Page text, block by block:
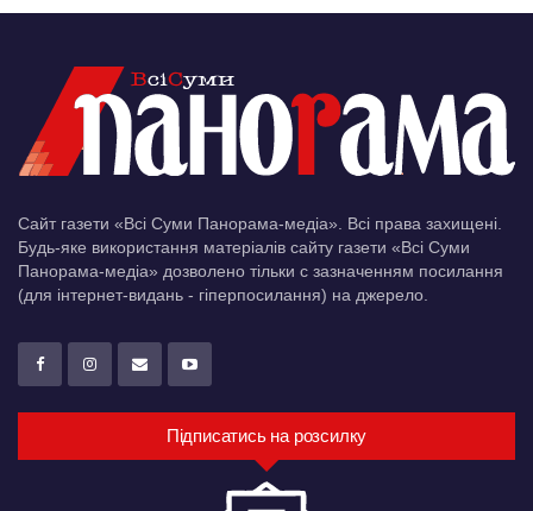
Сайт газети «Всі Суми Панорама-медіа». Всі права захищені.
Будь-яке використання матеріалів сайту газети «Всі Суми
Панорама-медіа» дозволено тільки c зазначенням посилання
(для інтернет-видань - гіперпосилання) на джерело.
Підписатись на розсилку